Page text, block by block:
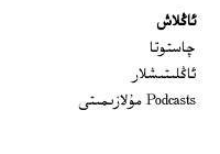
ئاڭلاش
چاستوتا
ئاڭلىتىشلار
Podcasts مۇلازىمىتى